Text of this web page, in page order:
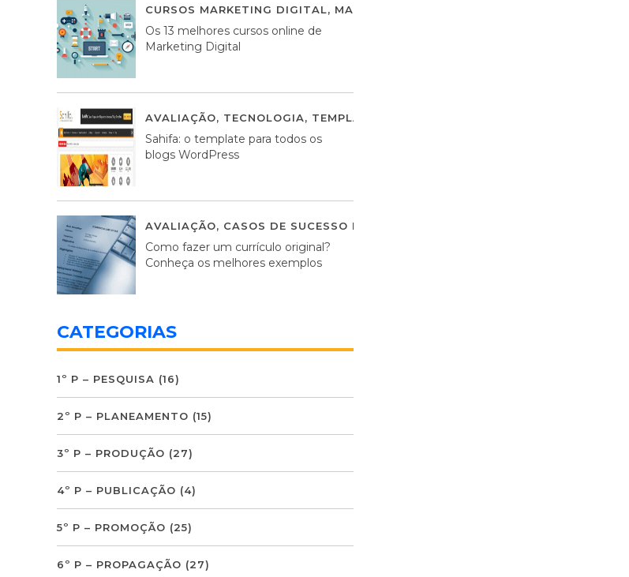
CURSOS MARKETING DIGITAL, MARKETING DIGITAL
Os 13 melhores cursos online de
Marketing Digital
AVALIAÇÃO, TECNOLOGIA, TEMPLATES WORDPRESS
Sahifa: o template para todos os
blogs WordPress
AVALIAÇÃO, CASOS DE SUCESSO DE ESTRATÉGIA DIGITAL
Como fazer um currículo original?
Conheça os melhores exemplos
CATEGORIAS
1º P – PESQUISA (16)
2º P – PLANEAMENTO (15)
3º P – PRODUÇÃO (27)
4º P – PUBLICAÇÃO (4)
5º P – PROMOÇÃO (25)
6º P – PROPAGAÇÃO (27)